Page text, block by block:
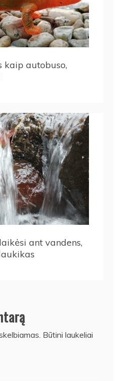
kaip autobuso,
ant vandens,
Būtini laukeliai